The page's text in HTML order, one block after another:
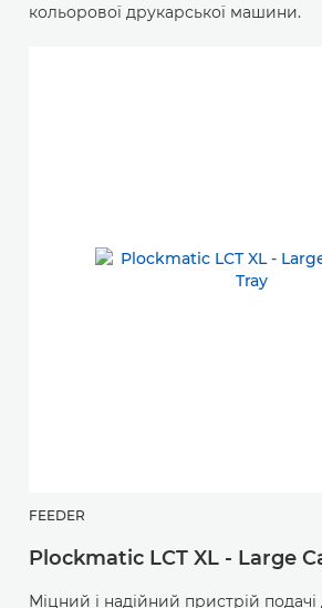
кольорової друкарської машини.
FEEDER
Plockmatic LCT XL - Large
Міцний і надійний пристрій